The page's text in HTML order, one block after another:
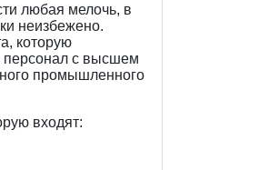
любая мелочь, в
неизбежено.
которую
персонал с высшем
промышленного
входят: